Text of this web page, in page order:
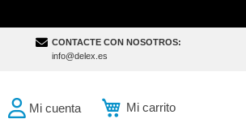
CONTACTE CON NOSOTROS:
info@delex.es
Mi carrito
Mi cuenta